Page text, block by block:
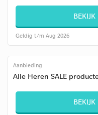
Geldig t/m Aug 2026
Aanbieding
Alle Heren SALE